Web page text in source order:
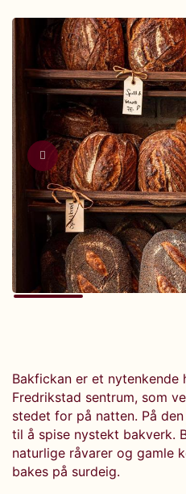
Bakfickan er et nytenkende
Fredrikstad sentrum, som
stedet for på natten. På
til å spise nystekt bakverk.
naturlige råvarer og gamle
bakes på surdeig.